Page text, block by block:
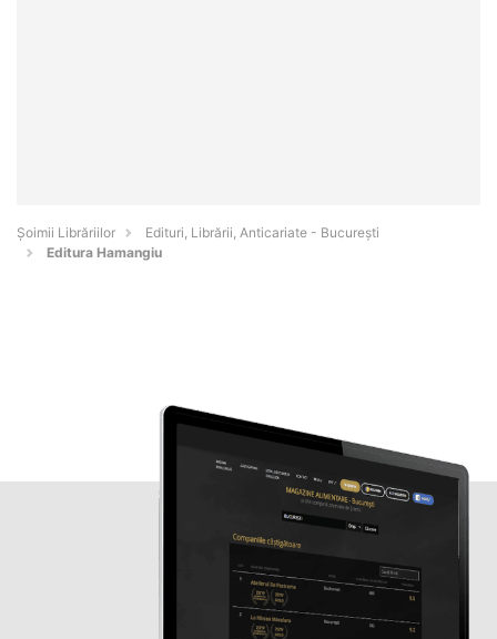
Șoimii Librăriilor
Edituri, Librării, Anticariate - Bucureşti
Editura Hamangiu